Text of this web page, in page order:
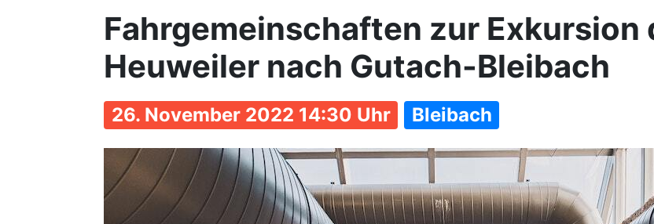
Fahrgemeinschaften zur Exkursion
Heuweiler nach Gutach-Bleibach
26. November 2022 14:30 Uhr Bleibach